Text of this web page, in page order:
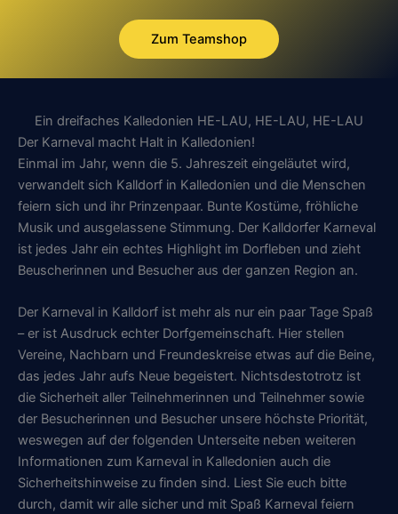
Zum Teamshop
Ein dreifaches Kalledonien HE-LAU, HE-LAU, HE-LAU
Der Karneval macht Halt in Kalledonien!
Einmal im Jahr, wenn die 5. Jahreszeit eingeläutet wird,
verwandelt sich Kalldorf in Kalledonien und die Menschen
feiern sich und ihr Prinzenpaar. Bunte Kostüme, fröhliche
Musik und ausgelassene Stimmung. Der Kalldorfer Karneval
ist jedes Jahr ein echtes Highlight im Dorfleben und zieht
Beuscherinnen und Besucher aus der ganzen Region an.
Der Karneval in Kalldorf ist mehr als nur ein paar Tage Spaß
– er ist Ausdruck echter Dorfgemeinschaft. Hier stellen
Vereine, Nachbarn und Freundeskreise etwas auf die Beine,
das jedes Jahr aufs Neue begeistert. Nichtsdestotrotz ist
die Sicherheit aller Teilnehmerinnen und Teilnehmer sowie
der Besucherinnen und Besucher unsere höchste Priorität,
weswegen auf der folgenden Unterseite neben weiteren
Informationen zum Karneval in Kalledonien auch die
Sicherheitshinweise zu finden sind. Liest Sie euch bitte
durch, damit wir alle sicher und mit Spaß Karneval feiern